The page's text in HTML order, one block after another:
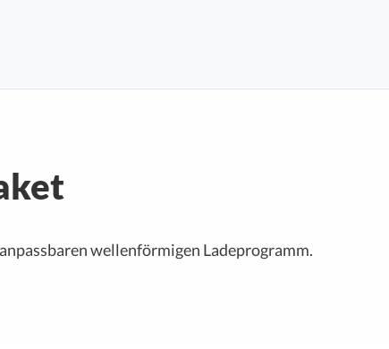
wellenförmigen Ladeprogramm.